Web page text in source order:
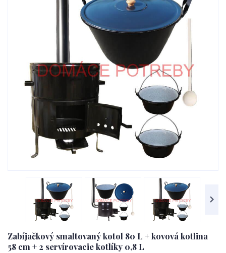
Zabíjačkový smaltovaný kotol 80 L + kovová kotlina
58 cm + 2 servírovacie kotlíky 0,8 L